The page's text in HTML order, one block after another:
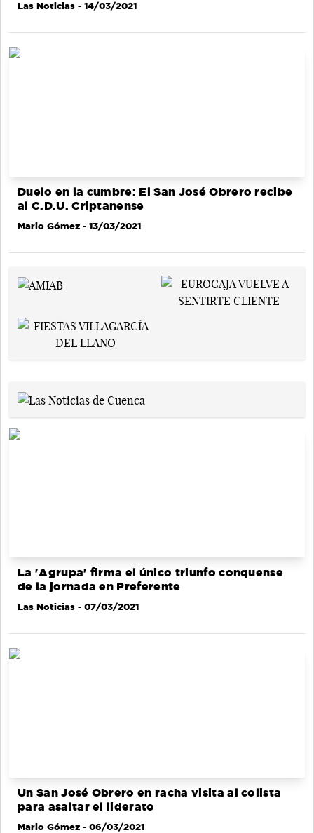
Las Noticias - 14/03/2021
Duelo en la cumbre: El San José Obrero recibe
al C.D.U. Criptanense
Mario Gómez - 13/03/2021
La 'Agrupa' firma el único triunfo conquense
de la jornada en Preferente
Las Noticias - 07/03/2021
Un San José Obrero en racha visita al colista
para asaltar el liderato
Mario Gómez - 06/03/2021